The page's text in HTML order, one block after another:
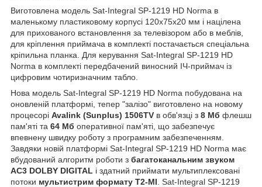
Виготовлена модель Sat-Integral SP-1219 HD Norma в
маленькому пластиковому корпусі 120x75x20 мм і націлена
для прихованого встановлення за телевізором або в меблів,
для кріплення приймача в комплекті постачається спеціальна
кріпильна планка. Для керування Sat-Integral SP-1219 HD
Norma в комплекті передбачений виносний ІЧ-приймач із
цифровим чотиризначним табло.
Нова модель Sat-Integral SP-1219 HD Norma побудована на
оновленій платформі, тепер "залізо" виготовлено на новому
процесорі Avalink (Sunplus) 1506TV в обв'язці з 8 Мб флешш
пам'яті та 64 Мб оперативної пам'яті, що забезпечує
впевнену швидку роботу з програмним забезпеченням.
Завдяки новій платформі Sat-Integral SP-1219 HD Norma має
вбудований алгоритм роботи з багатоканальним звуком
AC3 DOLBY DIGITAL і здатний приймати мультиплексовані
потоки мультистрим формату T2-MI . Sat-Integral SP-1219